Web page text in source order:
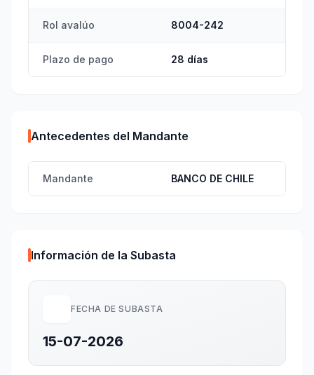
Rol avalúo 8004-242
Plazo de pago 28 días
Antecedentes del Mandante
Mandante BANCO DE CHILE
Información de la Subasta
FECHA DE SUBASTA
15-07-2026